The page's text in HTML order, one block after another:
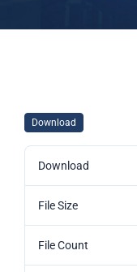
Download
Download
File Size
File Count